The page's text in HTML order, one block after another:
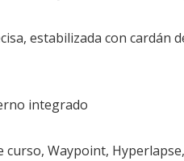
estabilizada con cardán
integrado
curso, Waypoint,